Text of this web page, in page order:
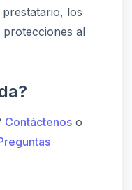
los
protecciones al
Contáctenos o